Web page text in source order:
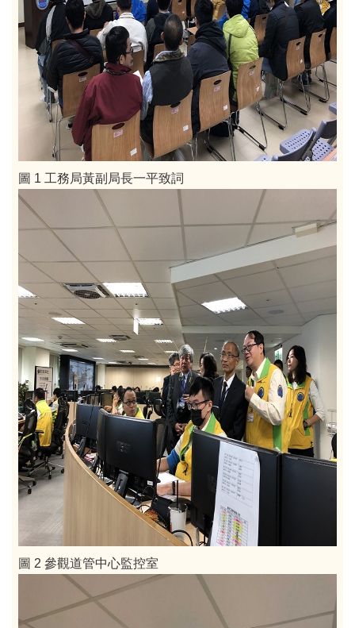
圖 1 工務局黃副局長一平致詞
圖 2 參觀道管中心監控室